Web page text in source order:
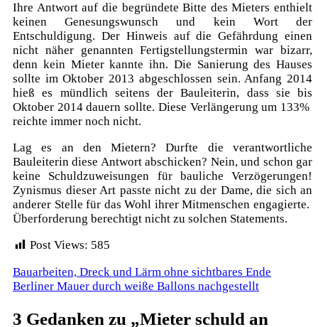
Ihre Antwort auf die begründete Bitte des Mieters enthielt
keinen Genesungswunsch und kein Wort der
Entschuldigung. Der Hinweis auf die Gefährdung einen
nicht näher genannten Fertigstellungstermin war bizarr,
denn kein Mieter kannte ihn. Die Sanierung des Hauses
sollte im Oktober 2013 abgeschlossen sein. Anfang 2014
hieß es mündlich seitens der Bauleiterin, dass sie bis
Oktober 2014 dauern sollte. Diese Verlängerung um 133%
reichte immer noch nicht.
Lag es an den Mietern? Durfte die verantwortliche
Bauleiterin diese Antwort abschicken? Nein, und schon gar
keine Schuldzuweisungen für bauliche Verzögerungen!
Zynismus dieser Art passte nicht zu der Dame, die sich an
anderer Stelle für das Wohl ihrer Mitmenschen engagierte.
Überforderung berechtigt nicht zu solchen Statements.
Post Views: 585
Beitragsnavigation
Bauarbeiten, Dreck und Lärm ohne sichtbares Ende
Berliner Mauer durch weiße Ballons nachgestellt
3 Gedanken zu „Mieter schuld an